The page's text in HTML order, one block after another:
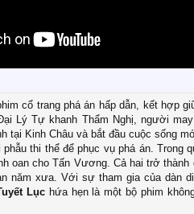
cổ trang phá án hấp dẫn, kết hợp
Lý Tự khanh Thẩm Nghị, người
tại Kinh Châu và bắt đầu cuộc sống
thi thể để phục vụ phá án.
oan cho Tấn Vương. Cả hai trở
năm xưa. Với sự tham gia của dàn
Lụchứa hẹn là một bộ phim